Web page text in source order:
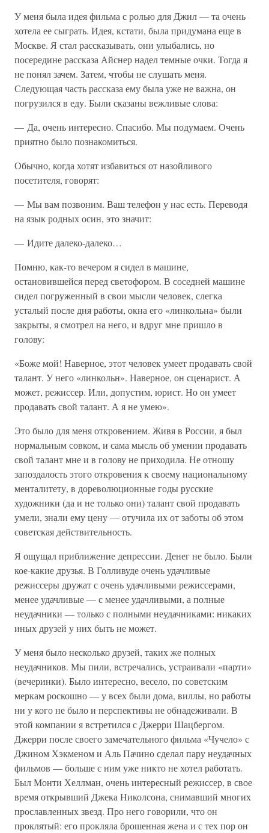
У меня была идея фильма с ролью для Джил — та очень
хотела ее сыграть. Идея, кстати, была придумана еще в
Москве. Я стал рассказывать, они улыбались, но
посередине рассказа Айснер надел темные очки. Тогда я
не понял зачем. Затем, чтобы не слушать меня.
Следующая часть рассказа ему была уже не важна, он
погрузился в еду. Были сказаны вежливые слова:
— Да, очень интересно. Спасибо. Мы подумаем. Очень
приятно было познакомиться.
Обычно, когда хотят избавиться от назойливого
посетителя, говорят:
— Мы вам позвоним. Ваш телефон у нас есть. Переводя
на язык родных осин, это значит:
— Идите далеко-далеко…
Помню, как-то вечером я сидел в машине,
остановившейся перед светофором. В соседней машине
сидел погруженный в свои мысли человек, слегка
усталый после дня работы, окна его «линкольна» были
закрыты, я смотрел на него, и вдруг мне пришло в
голову:
«Боже мой! Наверное, этот человек умеет продавать свой
талант. У него «линкольн». Наверное, он сценарист. А
может, режиссер. Или, допустим, юрист. Но он умеет
продавать свой талант. А я не умею».
Это было для меня откровением. Живя в России, я был
нормальным совком, и сама мысль об умении продавать
свой талант мне и в голову не приходила. Не отношу
запоздалость этого откровения к своему национальному
менталитету, в дореволюционные годы русские
художники (да и не только они) талант свой продавать
умели, знали ему цену — отучила их от заботы об этом
советская действительность.
Я ощущал приближение депрессии. Денег не было. Были
кое-какие друзья. В Голливуде очень удачливые
режиссеры дружат с очень удачливыми режиссерами,
менее удачливые — с менее удачливыми, а полные
неудачники — только с полными неудачниками: никаких
иных друзей у них быть не может.
У меня было несколько друзей, таких же полных
неудачников. Мы пили, встречались, устраивали «парти»
(вечеринки). Было интересно, весело, по советским
меркам роскошно — у всех были дома, виллы, но работы
ни у кого не было и перспективы не обнадеживали. В
этой компании я встретился с Джерри Шацбергом.
Джерри после своего замечательного фильма «Чучело» с
Джином Хэкменом и Аль Пачино сделал пару неудачных
фильмов — больше с ним уже никто не хотел работать.
Был Монти Хеллман, очень интересный режиссер, в свое
время открывший Джека Николсона, снимавший многих
прославленных звезд. Про него говорили, что он
проклятый: его прокляла брошенная жена и с тех пор он